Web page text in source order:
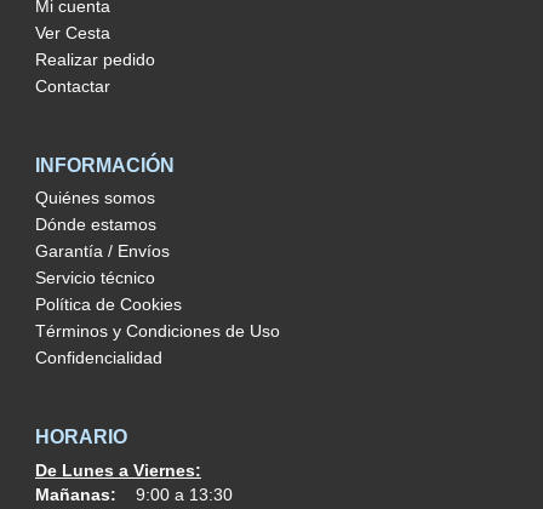
Mi cuenta
Ver Cesta
Realizar pedido
Contactar
INFORMACIÓN
Quiénes somos
Dónde estamos
Garantía / Envíos
Servicio técnico
Política de Cookies
Términos y Condiciones de Uso
Confidencialidad
HORARIO
De Lunes a Viernes:
Mañanas:
9:00 a 13:30